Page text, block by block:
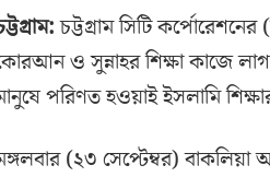
চট্টগ্রাম সিটি
ও সুন্নাহর শিক্ষা কাজে
পরিণত হওয়াই ইসলামি
(২৩ সেপ্টেম্বর) বাকলিয়া